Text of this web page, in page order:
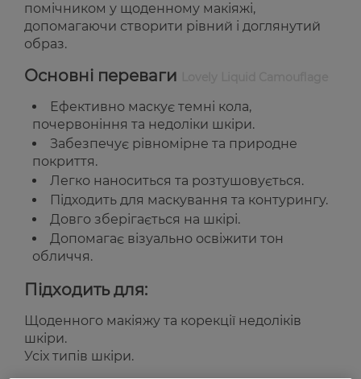
помічником у щоденному макіяжі,
допомагаючи створити рівний і доглянутий
образ.
Основні переваги
Ефективно маскує темні кола,
почервоніння та недоліки шкіри.
Забезпечує рівномірне та природне
покриття.
Легко наноситься та розтушовується.
Підходить для маскування та контурингу.
Довго зберігається на шкірі.
Допомагає візуально освіжити тон
обличчя.
Підходить для:
Щоденного макіяжу та корекції недоліків
шкіри.
Усіх типів шкіри.